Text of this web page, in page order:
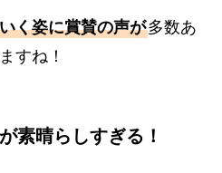
く姿に賞賛の声が多数あ
すね！
素晴らしすぎる！